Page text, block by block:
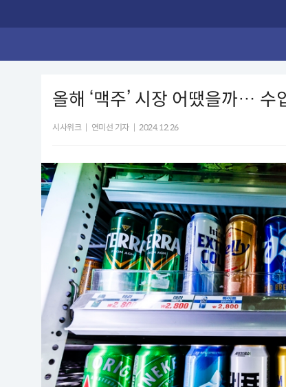
올해 ‘맥주’ 시장 어땠을까… 수
시사위크 연미선 기자 2024.12.26